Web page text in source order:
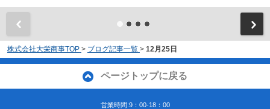
株式会社大栄商事TOP > ブログ記事一覧 > 12月25日
ページトップに戻る
営業時間:9：00-18：00